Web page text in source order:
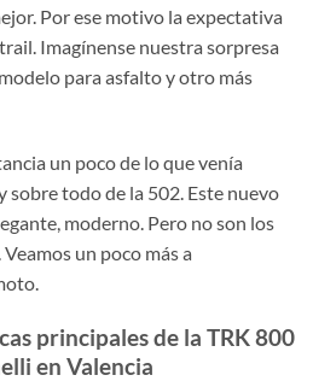
Por ese motivo la expectativa
Imagínense nuestra sorpresa
para asfalto y otro más
un poco de lo que venía
sobre todo de la 502. Este nuevo
moderno. Pero no son los
un poco más a
principales de la TRK 800
en Valencia